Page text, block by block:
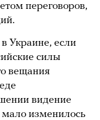
переговоров,
Украине, если
силы
вещания
видение
изменилось